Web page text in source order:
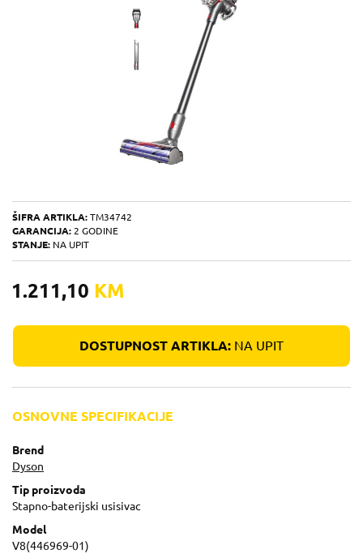
ŠIFRA ARTIKLA: TM34742
GARANCIJA: 2 GODINE
STANJE: NA UPIT
1.211,10 KM
DOSTUPNOST ARTIKLA: NA UPIT
OSNOVNE SPECIFIKACIJE
Brend
Dyson
Tip proizvoda
Stapno-baterijski usisivac
Model
V8(446969-01)